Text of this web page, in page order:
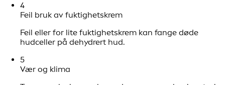
4
Feil bruk av fuktighetskrem
Feil eller for lite fuktighetskrem kan fange døde
hudceller på dehydrert hud.
5
Vær og klima